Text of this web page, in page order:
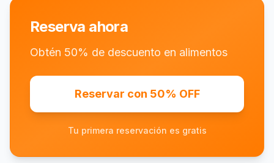
Reserva ahora
Obtén 50% de descuento en alimentos
Reservar con 50% OFF
Tu primera reservación es gratis